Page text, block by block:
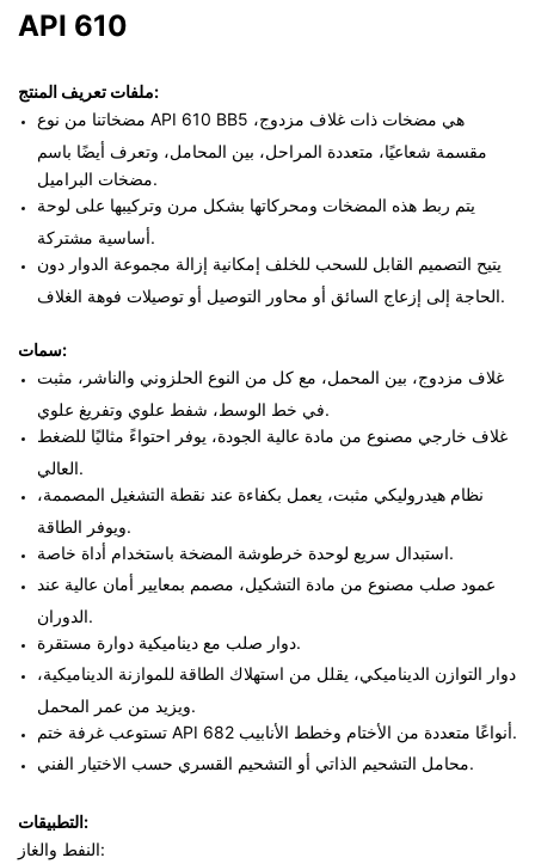
API 610
ملفات تعريف المنتج:
مضخاتنا من نوع API 610 BB5 هي مضخات ذات غلاف مزدوج،
مقسمة شعاعيًا، متعددة المراحل، بين المحامل، وتعرف أيضًا باسم
يتم ربط هذه المضخات ومحركاتها بشكل مرن وتركيبها على لوحة
يتيح التصميم القابل للسحب للخلف إمكانية إزالة مجموعة الدوار دون
سمات:
غلاف مزدوج، بين المحمل، مع كل من النوع الحلزوني والناشر، مثبت
غلاف خارجي مصنوع من مادة عالية الجودة، يوفر احتواءً مثاليًا للضغط
نظام هيدروليكي مثبت، يعمل بكفاءة عند نقطة التشغيل المصممة،
استبدال سريع لوحدة خرطوشة المضخة باستخدام أداة خاصة.
عمود صلب مصنوع من مادة التشكيل، مصمم بمعايير أمان عالية عند
دوار صلب مع ديناميكية دوارة مستقرة.
دوار التوازن الديناميكي، يقلل من استهلاك الطاقة للموازنة الديناميكية،
تستوعب غرفة ختم API 682 أنواعًا متعددة من الأختام وخطط الأنابيب.
محامل التشحيم الذاتي أو التشحيم القسري حسب الاختيار الفني.
التطبيقات:
النفط والغاز: